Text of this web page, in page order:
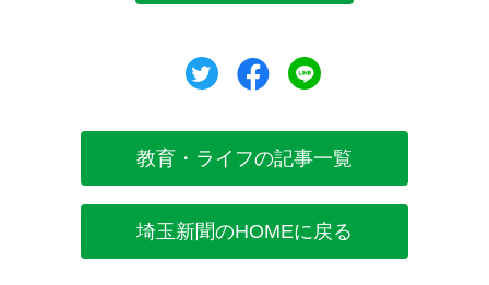
ツイートシェア
教育・ライフの記事一覧
埼玉新聞のHOMEに戻る